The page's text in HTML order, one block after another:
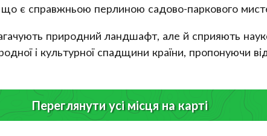
є справжньою перлиною садово-паркового
природний ландшафт, але й сприяють
і культурної спадщини країни, пропонуючи
Переглянути усі місця на карті